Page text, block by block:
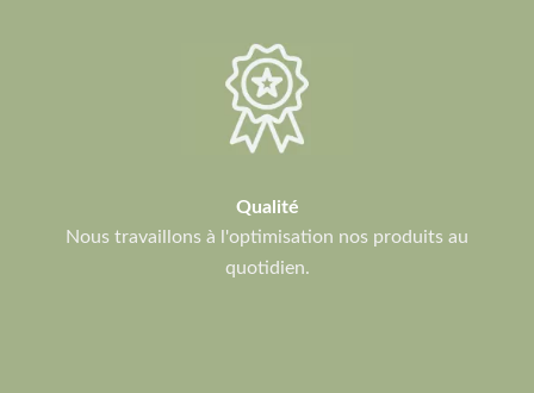
Qualité
Nous travaillons à l'optimisation nos produits au
quotidien.